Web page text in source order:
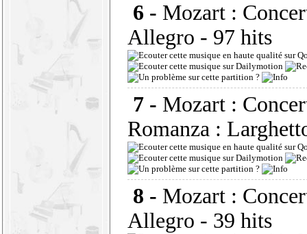
6 - Mozart :
Allegro - 97 hits
7 - Mozart :
Romanza :
8 - Mozart :
Allegro - 39 hits